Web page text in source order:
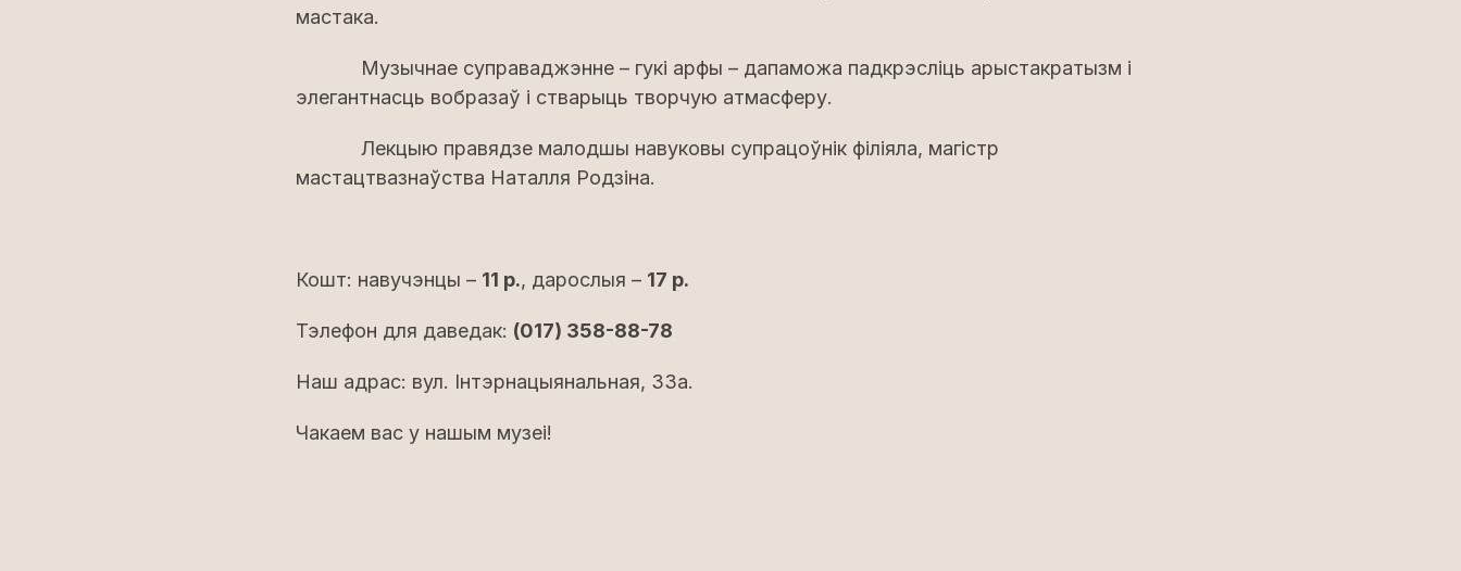
мастака.
Музычнае суправаджэнне – гукі арфы – дапаможа падкрэсліць арыстакратызм і
элегантнасць вобразаў і стварыць творчую атмасферу.
Лекцыю правядзе малодшы навуковы супрацоўнік філіяла, магістр
мастацтвазнаўства Наталля Родзіна.
Кошт: навучэнцы – 11 р., дарослыя – 17 р.
Тэлефон для даведак: (017) 358-88-78
Наш адрас: вул. Інтэрнацыянальная, 33а.
Чакаем вас у нашым музеі!